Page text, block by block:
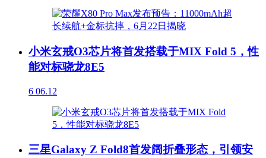
小米玄戒O3芯片将首发搭载于MIX Fold 5，性
能对标骁龙8E5
6 06.12
三星Galaxy Z Fold8首发阔折叠形态，引领安